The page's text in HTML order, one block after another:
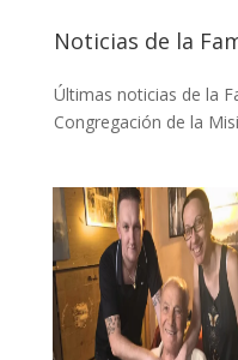
Noticias de la
Últimas noticias de la
Congregación de la